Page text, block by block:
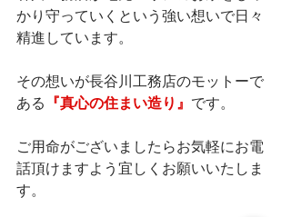
かり守っていくという強い想いで日々
精進しています。
その想いが長谷川工務店のモットーで
ある
『真心の住まい造り』 です。
ご用命がございましたらお気軽にお電
話頂けますよう宜しくお願いいたしま
す。